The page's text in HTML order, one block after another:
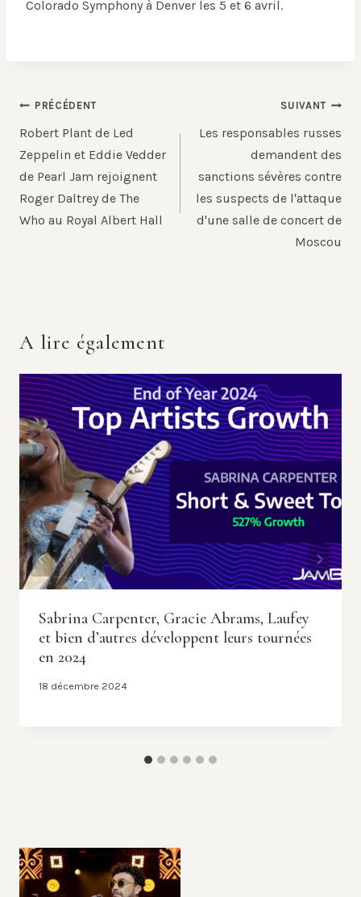
Colorado Symphony à Denver les 5 et 6 avril.
Navigation
de
l’article
PRÉCÉDENT
Robert Plant de Led
Zeppelin et Eddie Vedder
de Pearl Jam rejoignent
Roger Daltrey de The
Who au Royal Albert Hall
SUIVANT
Les responsables russes
demandent des
sanctions sévères contre
les suspects de l'attaque
d'une salle de concert de
Moscou
A lire également
Sabrina Carpenter, Gracie Abrams, Laufey
et bien d’autres développent leurs tournées
en 2024
18 décembre 2024